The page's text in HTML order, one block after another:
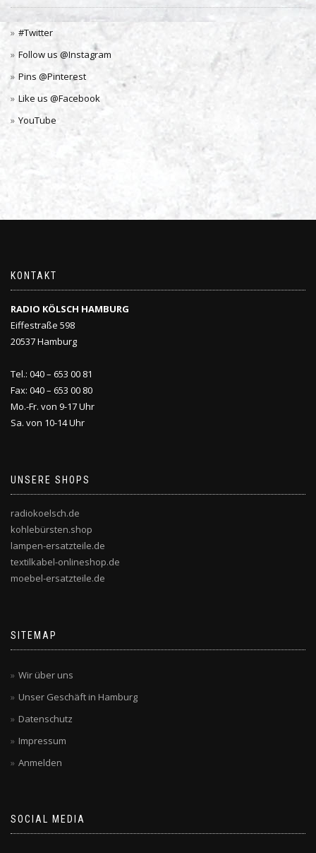
#Twitter
Follow us @Instagram
Pins @Pinterest
Like us @Facebook
YouTube
KONTAKT
RADIO KÖLSCH HAMBURG
Eiffestraße 598
20537 Hamburg
Tel.: 040 – 653 00 81
Fax: 040 – 653 00 80
Mo.-Fr. von 9-17 Uhr
Sa. von 10-14 Uhr
UNSERE SHOPS
radiokoelsch.de
kohlebürsten.shop
lampen-ersatzteile.de
textilkabel-onlineshop.de
moebel-ersatzteile.de
SITEMAP
Wir über uns
Unser Geschäft in Hamburg
Datenschutz
Impressum
Anmelden
SOCIAL MEDIA